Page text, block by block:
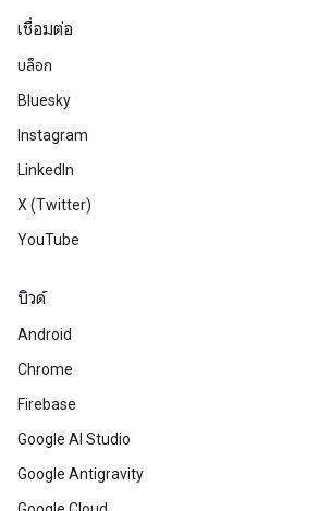
เชื่อมต่อ
บล็อก
Bluesky
Instagram
LinkedIn
X (Twitter)
YouTube
บิวด์
Android
Chrome
Firebase
Google AI Studio
Google Antigravity